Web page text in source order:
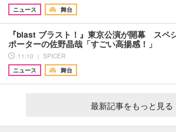
ニュース
舞台
『blast ブラスト！』東京公演が開幕 スペ
ポーターの佐野晶哉「すごい高揚感！」
11:10 ｜ SPICER
ニュース
舞台
最新記事をもっと見る